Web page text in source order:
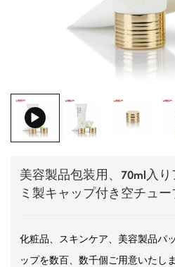
美容製品包装用、70ml入
ミ製キャップ付き空チュー
化粧品、スキンケア、美容製品パ
ップを数百、数千個ご用意いたし